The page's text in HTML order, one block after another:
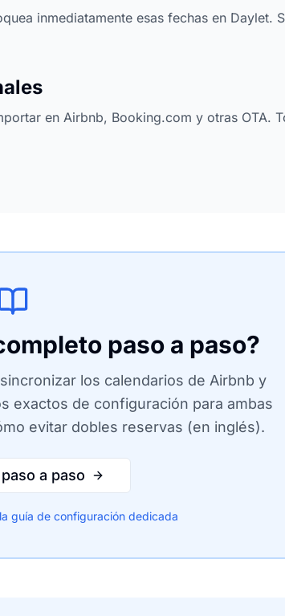
inmediatamente esas fechas en Daylet.
en Airbnb, Booking.com y otras OTA.
paso a paso?
los calendarios de Airbnb y
exactos de configuración para ambas
evitar dobles reservas (en inglés).
a paso
guía de configuración dedicada